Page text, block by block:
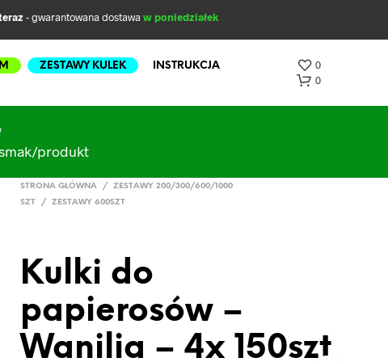
- gwarantowana dostawa w poniedziałek
ZESTAWY KULEK
INSTRUKCJA
0
0
produkt
STRONA GŁÓWNA /
ZESTAWY 200/300/600/1000
SZT
/ ZESTAWY 600SZT
Kulki do
papierosów –
Wanilia – 4x 150szt